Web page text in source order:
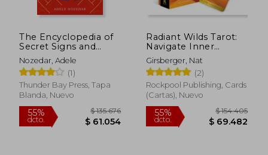
The Encyclopedia of
Secret Signs and
Symbols (en Inglés)
Nozedar, Adele
(1)
Thunder Bay Press, Tapa
Blanda, Nuevo
Radiant Wilds Tarot:
Navigate Inner
Desert Dreamscapes
(78 Full-Color Cards
and 128-Page
Guidebook) (en
Inglés)
Girsberger, Nat
(2)
Rockpool Publishing, Cards
(Cartas), Nuevo